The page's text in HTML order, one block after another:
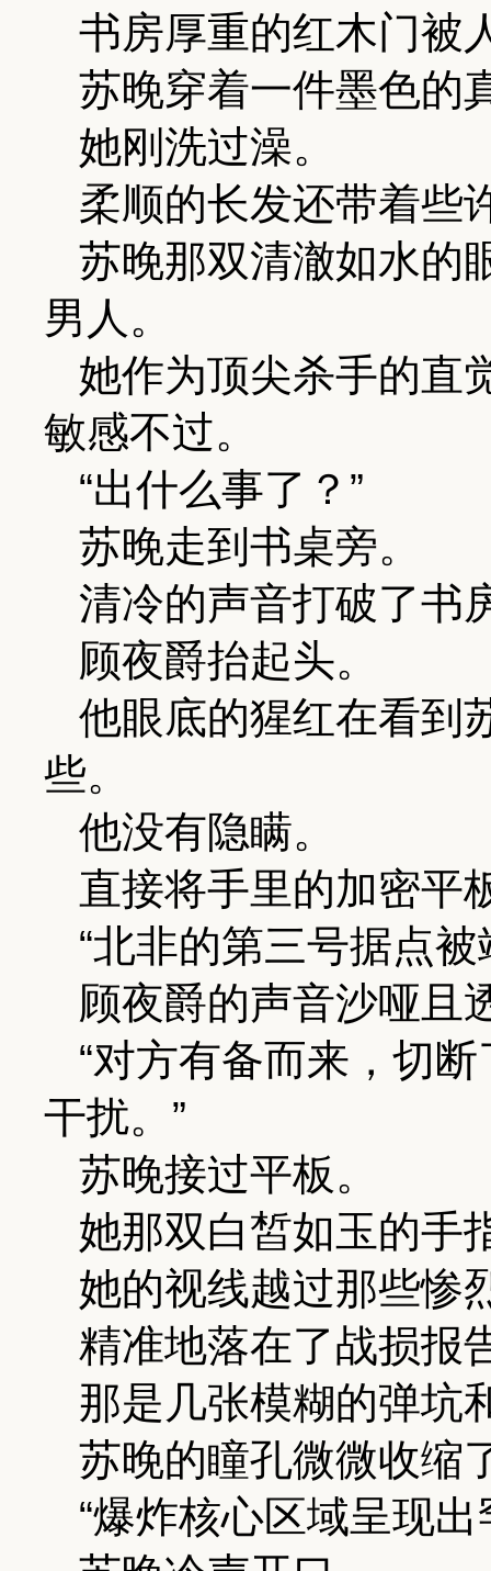
书房厚重的红木门被
苏晚穿着一件墨色的
她刚洗过澡。
柔顺的长发还带着些
苏晚那双清澈如水的
男人。
她作为顶尖杀手的直
敏感不过。
“出什么事了？”
苏晚走到书桌旁。
清冷的声音打破了书
顾夜爵抬起头。
他眼底的猩红在看到
些。
他没有隐瞒。
直接将手里的加密平
“北非的第三号据点被
顾夜爵的声音沙哑且
“对方有备而来，切
干扰。”
苏晚接过平板。
她那双白皙如玉的手
她的视线越过那些惨
精准地落在了战损报
那是几张模糊的弹坑
苏晚的瞳孔微微收缩
“爆炸核心区域呈现